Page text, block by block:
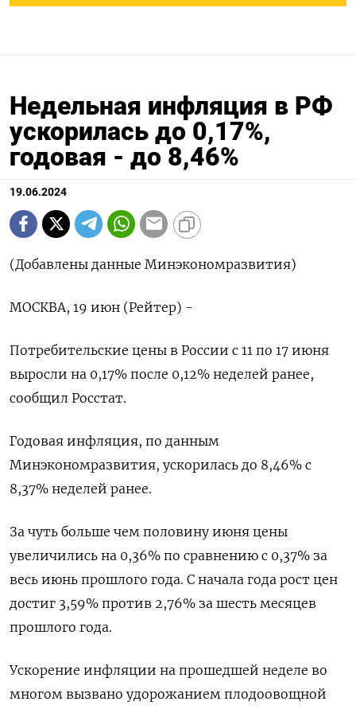
Недельная инфляция в РФ
ускорилась до 0,17%,
годовая - до 8,46%
19.06.2024
(Добавлены данные Минэкономразвития)
МОСКВА, 19 июн (Рейтер) -
Потребительские цены в России c 11 по 17 июня
выросли на 0,17% после 0,12% неделей ранее,
сообщил Росстат.
Годовая инфляция, по данным
Минэкономразвития, ускорилась до 8,46% с
8,37% неделей ранее.
За чуть больше чем половину июня цены
увеличились на 0,36% по сравнению с 0,37% за
весь июнь прошлого года. С начала года рост цен
достиг 3,59% против 2,76% за шесть месяцев
прошлого года.
Ускорение инфляции на прошедшей неделе во
многом вызвано удорожанием плодоовощной